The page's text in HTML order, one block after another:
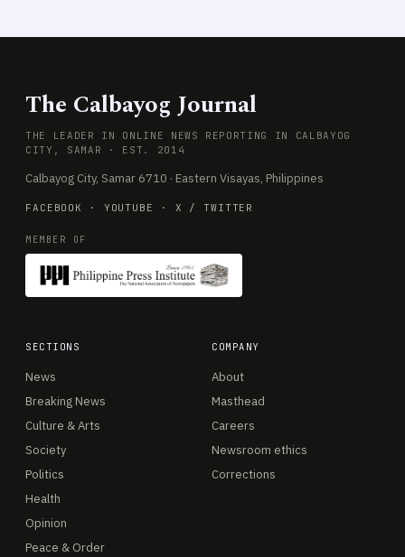
The Calbayog Journal
THE LEADER IN ONLINE NEWS REPORTING IN CALBAYOG
CITY, SAMAR · EST. 2014
Calbayog City, Samar 6710 · Eastern Visayas, Philippines
FACEBOOK · YOUTUBE · X / TWITTER
MEMBER OF
SECTIONS
News
Breaking News
Culture & Arts
Society
Politics
Health
Opinion
Peace & Order
COMPANY
About
Masthead
Careers
Newsroom ethics
Corrections